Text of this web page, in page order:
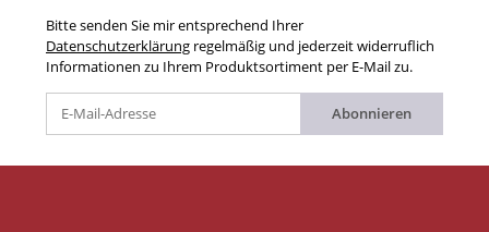
Bitte senden Sie mir entsprechend Ihrer
Datenschutzerklärung regelmäßig und jederzeit widerruflich
Informationen zu Ihrem Produktsortiment per E-Mail zu.
Abonnieren